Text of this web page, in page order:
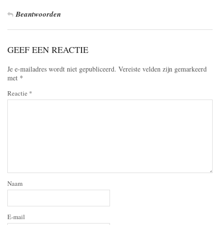
Beantwoorden
GEEF EEN REACTIE
Je e-mailadres wordt niet gepubliceerd. Vereiste velden zijn gemarkeerd
met *
Reactie *
Naam
E-mail